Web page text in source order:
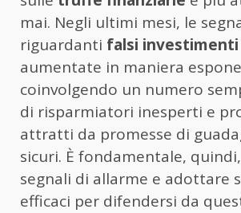
mai. Negli ultimi mesi, le
riguardanti falsi
aumentate in maniera
coinvolgendo un numero
di risparmiatori inesperti e
attratti da promesse di
sicuri. È fondamentale,
segnali di allarme e adottare
efficaci per difendersi da